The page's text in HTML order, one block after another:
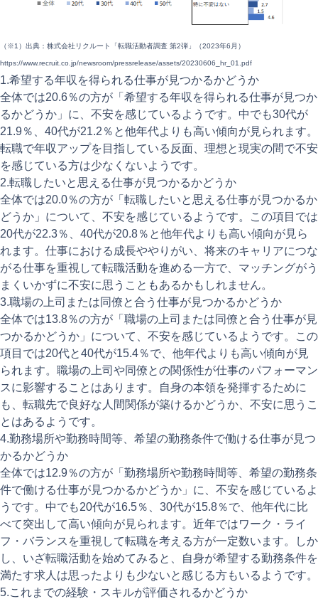
（※1）出典：株式会社リクルート「転職活動者調査 第2弾」（2023年6月）
https://www.recruit.co.jp/newsroom/pressrelease/assets/20230606_hr_01.pdf
1.希望する年収を得られる仕事が見つかるかどうか
全体では20.6％の方が「希望する年収を得られる仕事が見つか
るかどうか」に、不安を感じているようです。中でも30代が
21.9％、40代が21.2％と他年代よりも高い傾向が見られます。
転職で年収アップを目指している反面、理想と現実の間で不安
を感じている方は少なくないようです。
2.転職したいと思える仕事が見つかるかどうか
全体では20.0％の方が「転職したいと思える仕事が見つかるか
どうか」について、不安を感じているようです。この項目では
20代が22.3％、40代が20.8％と他年代よりも高い傾向が見ら
れます。仕事における成長ややりがい、将来のキャリアにつな
がる仕事を重視して転職活動を進める一方で、マッチングがう
まくいかずに不安に思うこともあるかもしれません。
3.職場の上司または同僚と合う仕事が見つかるかどうか
全体では13.8％の方が「職場の上司または同僚と合う仕事が見
つかるかどうか」について、不安を感じているようです。この
項目では20代と40代が15.4％で、他年代よりも高い傾向が見
られます。職場の上司や同僚との関係性が仕事のパフォーマン
スに影響することはあります。自身の本領を発揮するために
も、転職先で良好な人間関係が築けるかどうか、不安に思うこ
とはあるようです。
4.勤務場所や勤務時間等、希望の勤務条件で働ける仕事が見つ
かるかどうか
全体では12.9％の方が「勤務場所や勤務時間等、希望の勤務条
件で働ける仕事が見つかるかどうか」に、不安を感じているよ
うです。中でも20代が16.5％、30代が15.8％で、他年代に比
べて突出して高い傾向が見られます。近年ではワーク・ライ
フ・バランスを重視して転職を考える方が一定数います。しか
し、いざ転職活動を始めてみると、自身が希望する勤務条件を
満たす求人は思ったよりも少ないと感じる方もいるようです。
5.これまでの経験・スキルが評価されるかどうか